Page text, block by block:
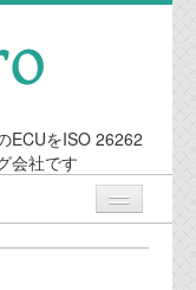
ECUをISO 26262
会社です